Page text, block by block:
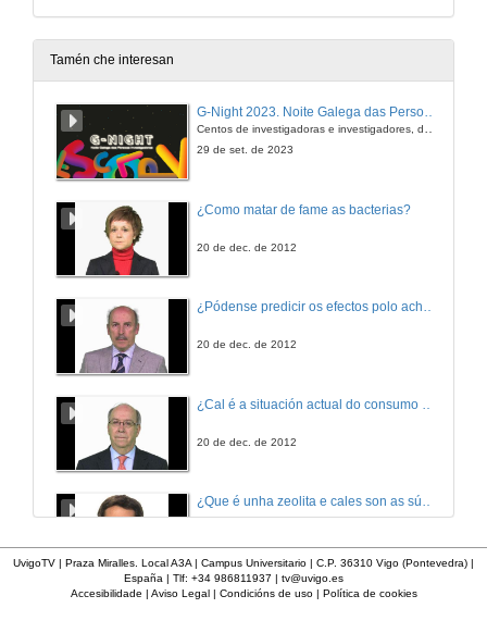
Tamén che interesan
G-Night 2023. Noite Galega das Persoas Investigadoras. Conciencias creativas
29 de set. de 2023
¿Como matar de fame as bacterias?
20 de dec. de 2012
¿Pódense predicir os efectos polo achegamento á Terra dos asteroides?
20 de dec. de 2012
20 de dec. de 2012
¿Que é unha zeolita e cales son as súas aplicacións?
¿Que é un páncreas artificial?
UvigoTV | Praza Miralles. Local A3A | Campus Universitario | C.P. 36310 Vigo (Pontevedra) |
España | Tlf: +34 986811937 | tv@uvigo.es
Accesibilidade | Aviso Legal| Condicións de uso| Política de cookies